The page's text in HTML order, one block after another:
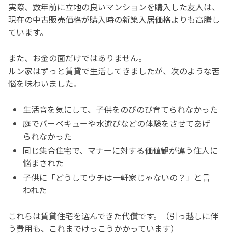
実際、数年前に立地の良いマンションを購入した友人は、
現在の中古販売価格が購入時の新築入居価格よりも高騰し
ています。
また、お金の面だけではありません。
ルン家はずっと賃貸で生活してきましたが、次のような苦
悩を味わいました。
生活音を気にして、子供をのびのび育てられなかった
庭でバーベキューや水遊びなどの体験をさせてあげ
られなかった
同じ集合住宅で、マナーに対する価値観が違う住人に
悩まされた
子供に「どうしてウチは一軒家じゃないの？」と言
われた
これらは賃貸住宅を選んできた代償です。（引っ越しに伴
う費用も、これまでけっこうかかっています）